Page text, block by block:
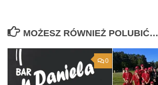
MOŻESZ RÓWNIEŻ POLUBIĆ…
0